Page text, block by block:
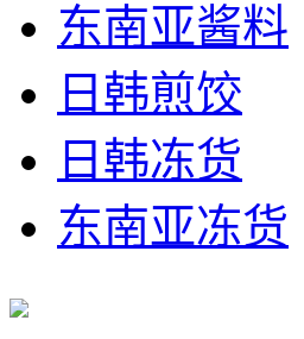
东南亚酱料
日韩煎饺
日韩冻货
东南亚冻货